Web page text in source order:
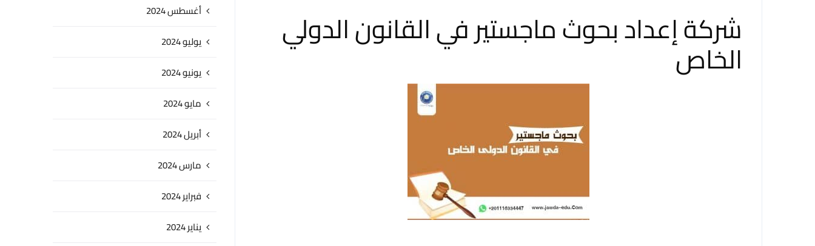
شركة إعداد بحوث ماجستير في القانون الدولي
الخاص
أغسطس 2024
يوليو 2024
يونيو 2024
مايو 2024
أبريل 2024
مارس 2024
فبراير 2024
يناير 2024